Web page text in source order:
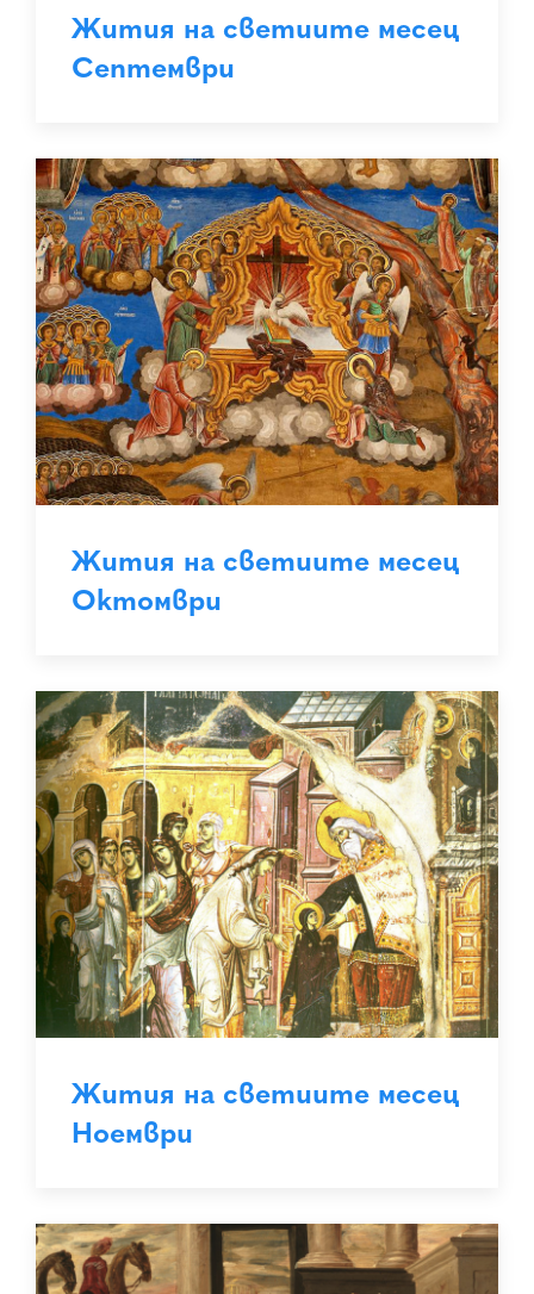
Жития на светиите месец
Септември
Жития на светиите месец
Октомври
Жития на светиите месец
Ноември